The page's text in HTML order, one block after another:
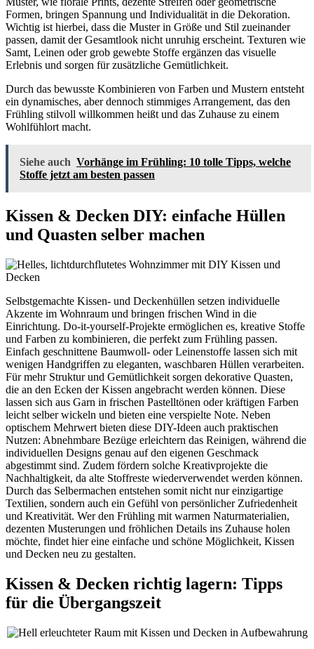
Formen, bringen Spannung und Individualität in die Dekoration.
Wichtig ist hierbei, dass die Muster in Größe und Stil zueinander
passen, damit der Gesamtlook nicht unruhig erscheint. Texturen wie
Samt, Leinen oder grob gewebte Stoffe ergänzen das visuelle
Erlebnis und sorgen für zusätzliche Gemütlichkeit.
Durch das bewusste Kombinieren von Farben und Mustern entsteht
ein dynamisches, aber dennoch stimmiges Arrangement, das den
Frühling stilvoll willkommen heißt und das Zuhause zu einem
Wohlfühlort macht.
Siehe auch Vorhänge im Frühling: 10 tolle Tipps, welche
Stoffe jetzt am besten passen
Kissen & Decken DIY: einfache Hüllen
und Quasten selber machen
Selbstgemachte Kissen- und Deckenhüllen setzen individuelle
Akzente im Wohnraum und bringen frischen Wind in die
Einrichtung. Do-it-yourself-Projekte ermöglichen es, kreative Stoffe
und Farben zu kombinieren, die perfekt zum Frühling passen.
Einfach geschnittene Baumwoll- oder Leinenstoffe lassen sich mit
wenigen Handgriffen zu eleganten, waschbaren Hüllen verarbeiten.
Für mehr Struktur und Gemütlichkeit sorgen dekorative Quasten,
die an den Ecken der Kissen angebracht werden können. Diese
lassen sich aus Garn in frischen Pastelltönen oder kräftigen Farben
leicht selber wickeln und bieten eine verspielte Note. Neben
optischem Mehrwert bieten diese DIY-Ideen auch praktischen
Nutzen: Abnehmbare Bezüge erleichtern das Reinigen, während die
individuellen Designs genau auf den eigenen Geschmack
abgestimmt sind. Zudem fördern solche Kreativprojekte die
Nachhaltigkeit, da alte Stoffreste wiederverwendet werden können.
Durch das Selbermachen entstehen somit nicht nur einzigartige
Textilien, sondern auch ein Gefühl von persönlicher Zufriedenheit
und Kreativität. Wer den Frühling mit warmen Naturmaterialien,
dezenten Musterungen und fröhlichen Details ins Zuhause holen
möchte, findet hier eine einfache und schöne Möglichkeit, Kissen
und Decken neu zu gestalten.
Kissen & Decken richtig lagern: Tipps
für die Übergangszeit